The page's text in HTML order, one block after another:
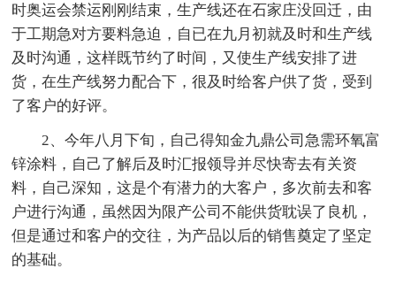
时奥运会禁运刚刚结束，生产线还在石家庄没回迁，由
于工期急对方要料急迫，自已在九月初就及时和生产线
及时沟通，这样既节约了时间，又使生产线安排了进
货，在生产线努力配合下，很及时给客户供了货，受到
了客户的好评。
2、今年八月下旬，自己得知金九鼎公司急需环氧富
锌涂料，自己了解后及时汇报领导并尽快寄去有关资
料，自己深知，这是个有潜力的大客户，多次前去和客
户进行沟通，虽然因为限产公司不能供货耽误了良机，
但是通过和客户的交往，为产品以后的销售奠定了坚定
的基础。